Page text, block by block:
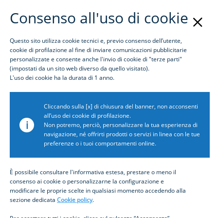
Login
Awards
Award description: Large Corporate Banking Quality
Leader in Italy
Year: 2023
Icon path:
/content/dam/inbiz/immagini/awards/Quality-Leader-
2023.png
Show icon: false
Related news:
Consenso all'uso di cookie
Questo sito utilizza cookie tecnici e, previo consenso dell’utente,
cookie di profilazione al fine di inviare comunicazioni pubblicitarie
personalizzate e consente anche l'invio di cookie di "terze parti"
(impostati da un sito web diverso da quello visitato).
L'uso dei cookie ha la durata di 1 anno.
i
Cliccando sulla [x] di chiusura del banner, non acconsenti
all’uso dei cookie di profilazione.
Non potremo, perciò, personalizzare la tua esperienza di
navigazione, né offrirti prodotti o servizi in linea con le tue
preferenze o i tuoi comportamenti online.
È possibile consultare l'informativa estesa, prestare o meno il
consenso ai cookie o personalizzarne la configurazione e
modificare le proprie scelte in qualsiasi momento accedendo alla
sezione dedicata Cookie policy.